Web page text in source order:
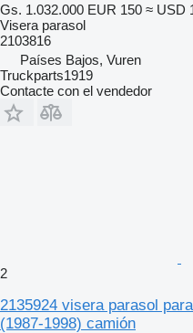
Gs. 1.032.000 EUR 150 ≈ USD
Visera parasol
2103816
Países Bajos, Vuren
Truckparts1919
Contacte con el vendedor
2
2135924 visera parasol
(1987-1998) camión